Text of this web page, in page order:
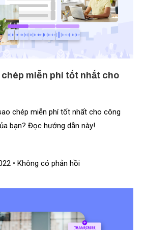
chép miễn phí tốt nhất cho
chép miễn phí tốt nhất cho công
bạn? Đọc hướng dẫn này!
Không có phản hồi